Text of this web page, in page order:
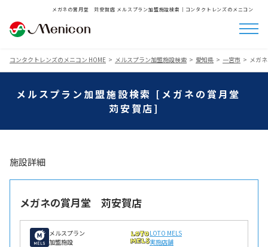
メガネの賞月堂 苅安賀店 メルスプラン加盟施設検索│コンタクトレンズのメニコン
コンタクトレンズのメニコン HOME メルスプラン加盟施設検索 愛知県 一宮市 メガ
メルスプラン加盟施設検索 [メガネの賞月堂
苅安賀店]
施設詳細
メガネの賞月堂 苅安賀店
メルスプラン
加盟施設
LOTO MELS
実施店舗